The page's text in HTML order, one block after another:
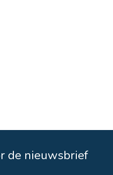
de nieuwsbrief